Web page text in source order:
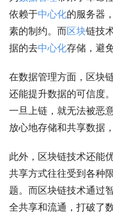
依赖于中心化的服务器
素的制约。而区块链技
据的去中心化存储，避
在数据管理方面，区块
还能提升数据的可信度
一旦上链，就无法被恶
放心地存储和共享数据
此外，区块链技术还能
共享方式往往受到各种
题。而区块链技术通过
全共享和流通，打破了